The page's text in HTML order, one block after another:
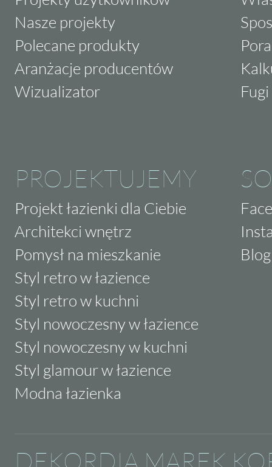
Nasze projekty
Polecane produkty
Aranżacje producentów
Wizualizator
PROJEKTUJEMY
Projekt łazienki dla Ciebie
Architekci wnętrz
Pomysł na mieszkanie
Styl retro w łazience
Styl retro w kuchni
Styl nowoczesny w łazience
Styl nowoczesny w kuchni
Styl glamour w łazience
Modna łazienka
Blog
DEKORDIA MAREK